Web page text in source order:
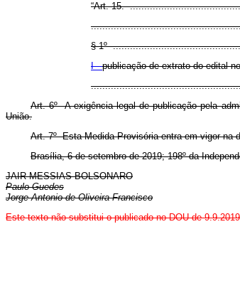
“Art. 15.
§ 1º
I -publicação de extrato do edital
Art. 6º A exigência legal de publicação pela
União.
Art. 7º Esta Medida Provisória entra em vigor na
Brasília, 6 de setembro de 2019; 198º da
JAIR MESSIAS BOLSONARO
Paulo Guedes
Jorge Antonio de Oliveira Francisco
Este texto não substitui o publicado no DOU de 9.9.2019